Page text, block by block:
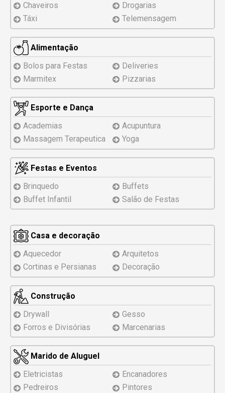
Chaveiros
Drogarias
Táxi
Telemensagem
Alimentação
Bolos para Festas
Deliveries
Marmitex
Pizzarias
Esporte e Dança
Academias
Acupuntura
Massagem Terapeutica
Yoga
Festas e Eventos
Brinquedo
Buffets
Buffet Infantil
Salão de Festas
Casa e decoração
Aquecedor
Arquitetos
Cortinas e Persianas
Decoração
Construção
Drywall
Gesso
Forros e Divisórias
Marcenarias
Marido de Aluguel
Eletricistas
Encanadores
Pedreiros
Pintores